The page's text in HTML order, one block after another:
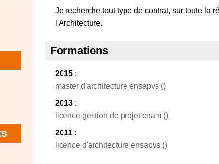
Je recherche tout type de contrat, sur toute la
l'Architecture.
Formations
2015 :
master d'architecture ensapvs ()
2013 :
licence gestion de projet cnam ()
2011 :
licence d'architecture ensapvs ()